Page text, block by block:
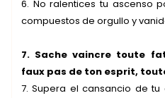
6. No ralentices tu ascenso
compuestos de orgullo y
7. Sache vaincre toute
faux pas de ton esprit,
7. Supera el cansancio de